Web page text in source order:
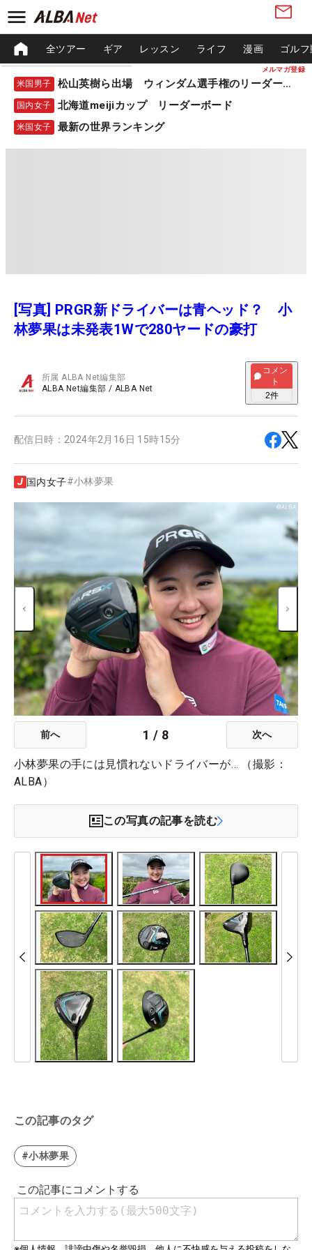
メルマガ登録
全ツアー ギア レッスン ライフ 漫画 ゴル
米国男子 松山英樹ら出場 ウィンダム選手権のリーダーボード
国内女子 北海道meijiカップ リーダーボード
米国女子 最新の世界ランキング
[写真] PRGR新ドライバーは青ヘッド？ 小
林夢果は未発表1Wで280ヤードの豪打
所属ALBA Net編集部
ALBA Net編集部 / ALBA Net
コメン
ト
2件
配信日時： 2024年2月16日 15時15分
国内女子#小林夢果
前へ 1 / 8 次へ
小林夢果の手には見慣れないドライバーが… （撮影：
ALBA）
この写真の記事を読む
この記事のタグ
#小林夢果